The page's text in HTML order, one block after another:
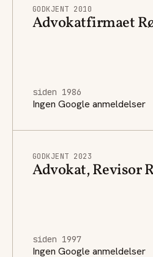
GODKJENT 2010
Advokatfirmaet
siden 1986
Ingen Google anmeldelser
GODKJENT 2023
Advokat, Revisor
siden 1997
Ingen Google anmeldelser